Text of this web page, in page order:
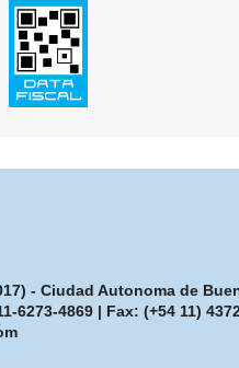
- Ciudad Autonoma de
6273-4869| Fax: (+54 11)